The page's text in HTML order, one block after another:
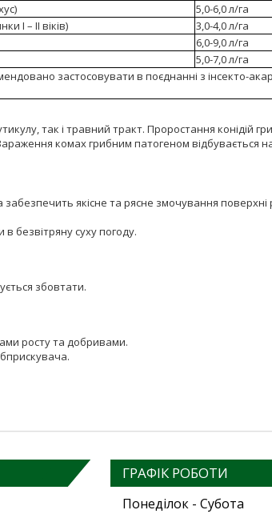
5,0-6,0 л/га
І – ІІ віків) 3,0-4,0 л/га
6,0-9,0 л/га
5,0-7,0 л/га
застосовувати в поєднанні з інсекто-
так і травний тракт. Проростання конідій
комах грибним патогеном відбувається
якісне та рясне змочування поверхні
безвітряну суху погоду.
збовтати.
росту та добривами.
ГРАФІК РОБОТИ
Понеділок - Субота